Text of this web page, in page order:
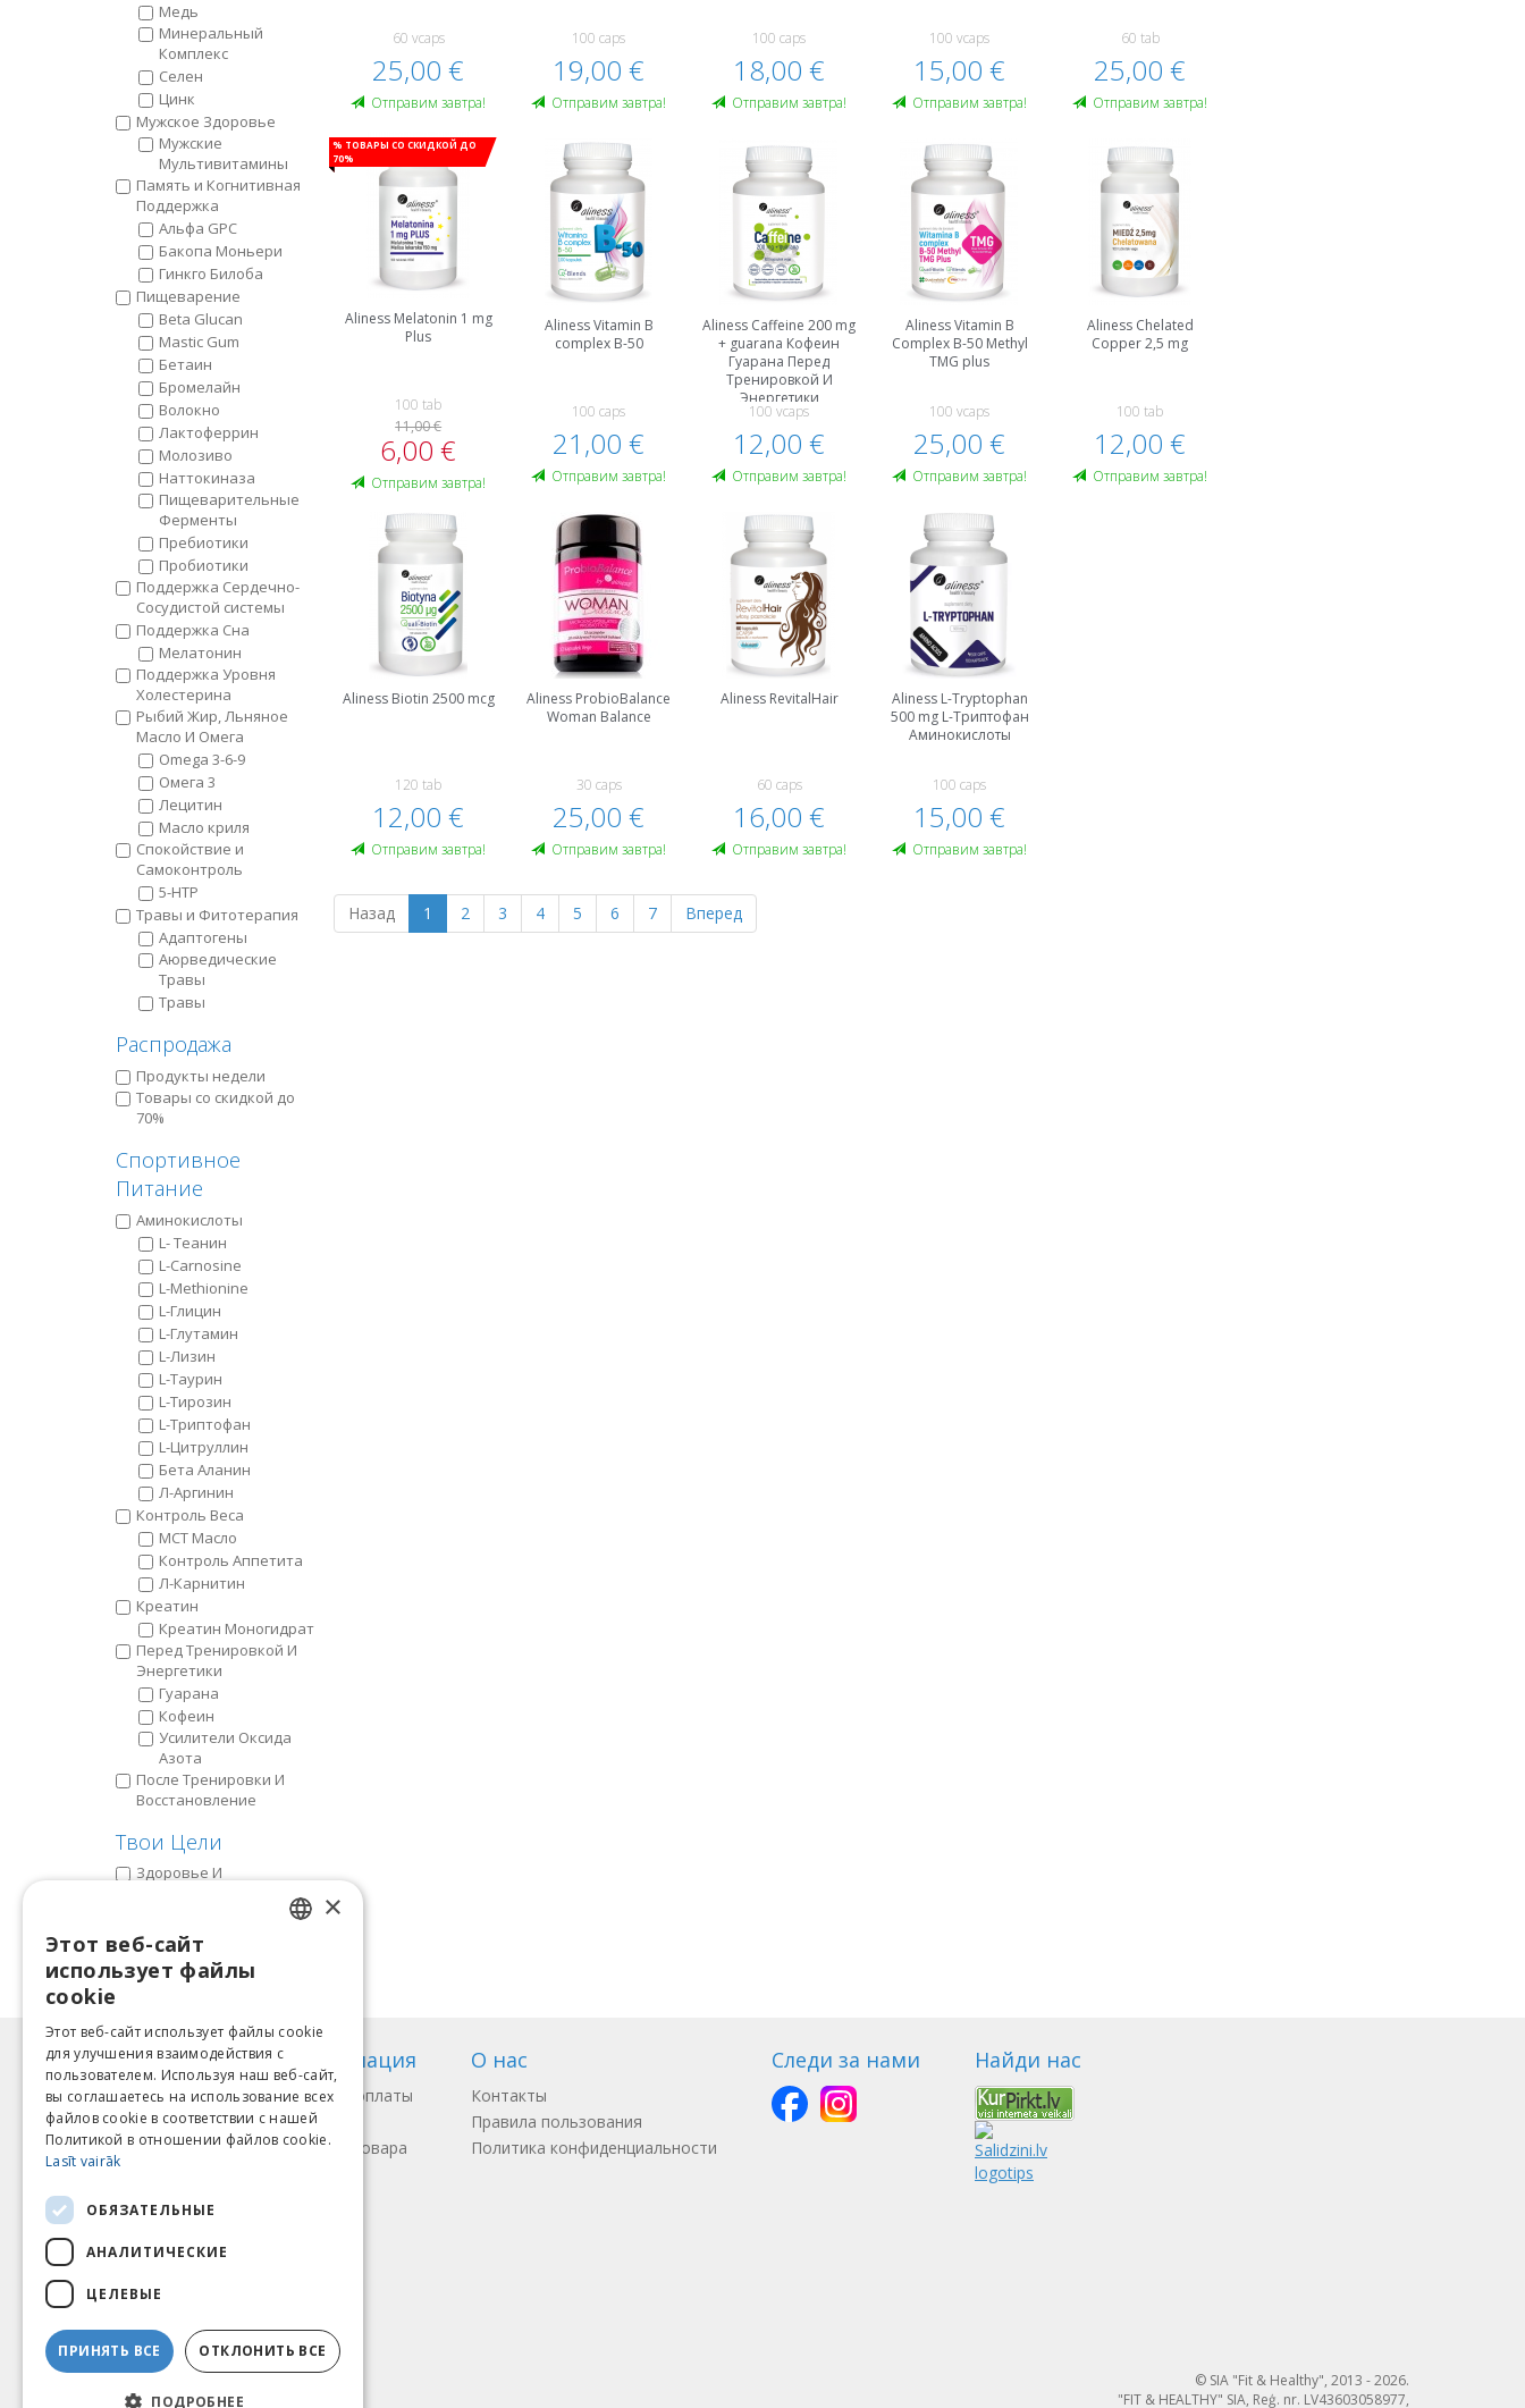
Медь
Минеральный
Комплекс
Селен
Цинк
Мужское Здоровье
Мужские
Мультивитамины
Память и Когнитивная
Поддержка
Альфа GPC
Бакопа Моньери
Гинкго Билоба
Пищеварение
Beta Glucan
Mastic Gum
Бетаин
Бромелайн
Волокно
Лактоферрин
Молозиво
Наттокиназа
Пищеварительные
Ферменты
Пребиотики
Пробиотики
Поддержка Сердечно-
Сосудистой системы
Поддержка Сна
Мелатонин
Поддержка Уровня
Холестерина
Рыбий Жир, Льняное
Масло И Омега
Omega 3-6-9
Oмега 3
Лецитин
Масло криля
Спокойствие и
Самоконтроль
5-HTP
Травы и Фитотерапия
Адаптогены
Аюрведические
Травы
Травы
Распродажа
Продукты недели
Товары со скидкой до
70%
Спортивное
Питание
Аминокислоты
L- Теанин
L-Carnosine
L-Methionine
L-Глицин
L-Глутамин
L-Лизин
L-Таурин
L-Тирозин
L-Триптофан
L-Цитруллин
Бета Аланин
Л-Аргинин
Контроль Веса
MCT Масло
Контроль Аппетита
Л-Карнитин
Креатин
Креатин Моногидрат
Пeред Тренировкой И
Энергетики
Гуарана
Кофеин
Усилители Оксида
Азота
После Тренировки И
Восстановление
Твои Цели
Здоровье И
Потерять Жир
Улучшить Тренировку
60 vcaps
25,00 €
Oтправим завтра!
100 caps
19,00 €
Oтправим завтра!
100 caps
18,00 €
Oтправим завтра!
100 vcaps
15,00 €
Oтправим завтра!
60 tab
25,00 €
Oтправим завтра!
% Товары со скидкой до
70%
Aliness Melatonin 1 mg
Plus
100 tab
11,00 €
6,00 €
Oтправим завтра!
Aliness Vitamin B
complex B-50
100 caps
21,00 €
Oтправим завтра!
Aliness Caffeine 200 mg
+ guarana Кофеин
Гуарана Пeред
Тренировкой И
Энергетики
100 vcaps
12,00 €
Oтправим завтра!
Aliness Vitamin B
Complex B-50 Methyl
TMG plus
100 vcaps
25,00 €
Oтправим завтра!
Aliness Chelated
Copper 2,5 mg
100 tab
12,00 €
Oтправим завтра!
Aliness Biotin 2500 mcg
120 tab
12,00 €
Oтправим завтра!
Aliness ProbioBalance
Woman Balance
30 caps
25,00 €
Oтправим завтра!
Aliness RevitalHair
60 caps
16,00 €
Oтправим завтра!
Aliness L-Tryptophan
500 mg L-Триптофан
Аминокислоты
100 caps
15,00 €
Oтправим завтра!
Назад 1 2 3 4 5 6 7 Вперед
Информация
Способы оплаты
Доставка
Возврат товара
О нас
Контакты
Правила пользования
Политика конфиденциальности
Следи за нами Найди нас
Мы принимаем
© SIA "Fit & Healthy", 2013 - 2026.
"FIT & HEALTHY" SIA, Reģ. nr. LV43603058977,
LITHUANIAN
ESTONIAN
RUSSIAN
×
Этот веб-сайт
использует файлы
cookie
Этот веб-сайт использует файлы cookie
для улучшения взаимодействия с
пользователем. Используя наш веб-сайт,
вы соглашаетесь на использование всех
файлов cookie в соответствии с нашей
Политикой в ​​отношении файлов cookie.
Lasīt vairāk
ОБЯЗАТЕЛЬНЫЕ
АНАЛИТИЧЕСКИЕ
ЦЕЛЕВЫЕ
ПРИНЯТЬ ВСЕ ОТКЛОНИТЬ ВСЕ
ПОДРОБНЕЕ